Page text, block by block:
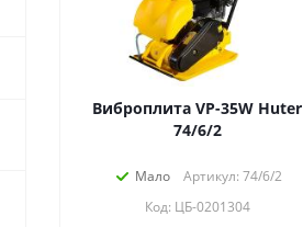
Виброплита VP-35W Huter
74/6/2
Мало
Артикул: 74/6/2
Код: ЦБ-0201304